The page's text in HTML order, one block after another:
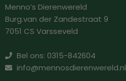
Menno’s Dierenwereld
Burg.van der Zandestraat 9
7051 CS Varsseveld
Bel ons: 0315-842604
info@mennosdierenwereld.nl